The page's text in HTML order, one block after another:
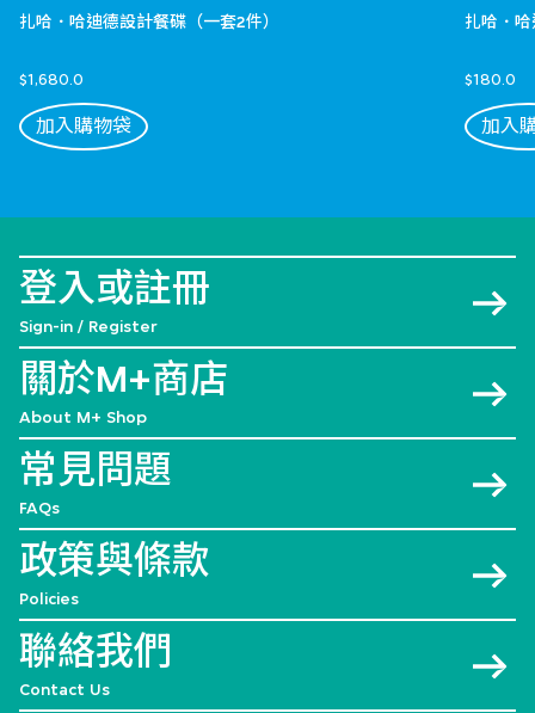
扎哈．哈迪德設計餐碟（一套2件）
$1,680.0
加入購物袋
扎哈．
$180.0
加入
登入或註冊
Sign-in / Register
關於M+商店
About M+ Shop
常見問題
FAQs
政策與條款
Policies
聯絡我們
Contact Us